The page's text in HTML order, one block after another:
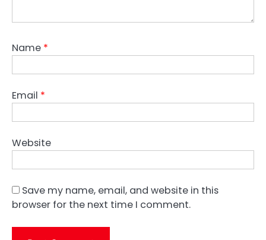
Name *
Email *
Website
Save my name, email, and website in this
browser for the next time I comment.